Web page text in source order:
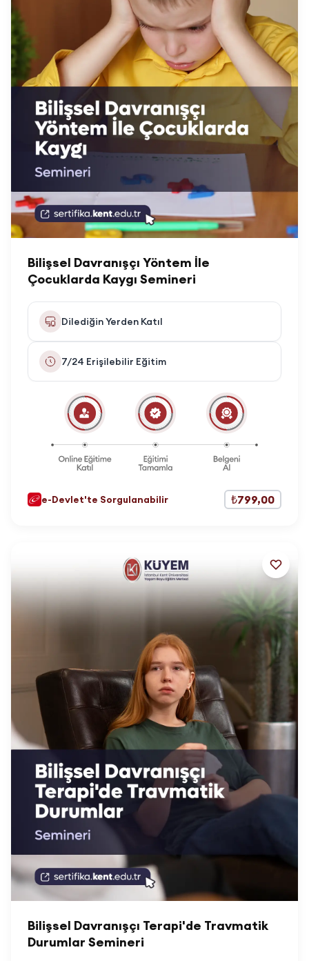
Bilişsel Davranışçı Yöntem İle
Çocuklarda Kaygı Semineri
Dilediğin Yerden Katıl
7/24 Erişilebilir Eğitim
e-Devlet'te Sorgulanabilir ₺799,00
Bilişsel Davranışçı Terapi'de Travmatik
Durumlar Semineri